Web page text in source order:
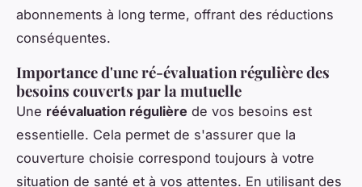
abonnements à long terme, offrant des réductions
conséquentes.
Importance d'une ré-évaluation régulière des
besoins couverts par la mutuelle
Une réévaluation régulière de vos besoins est
essentielle. Cela permet de s'assurer que la
couverture choisie correspond toujours à votre
situation de santé et à vos attentes. En utilisant des